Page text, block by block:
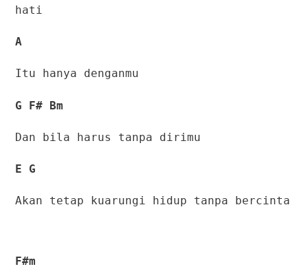
hati
A
Itu hanya denganmu
G F# Bm
Dan bila harus tanpa dirimu
E G
Akan tetap kuarungi hidup tanpa bercinta
F#m